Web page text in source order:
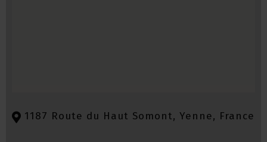
1187 Route du Haut Somont, Yenne, France